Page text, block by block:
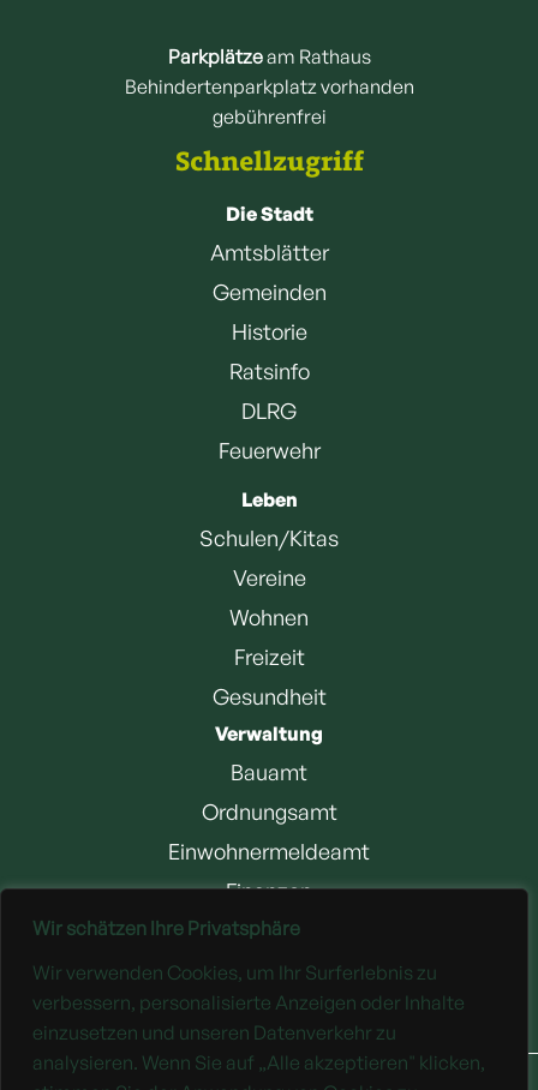
Wir schätzen Ihre Privatsphäre
Wir verwenden Cookies, um Ihr Surferlebnis zu
verbessern, personalisierte Anzeigen oder Inhalte
einzusetzen und unseren Datenverkehr zu
analysieren. Wenn Sie auf „Alle akzeptieren" klicken,
Parkplätzeam Rathaus
Behindertenparkplatz vorhanden
gebührenfrei
Schnellzugriff
Die Stadt
Amtsblätter
Gemeinden
Historie
Ratsinfo
DLRG
Feuerwehr
Leben
Schulen/Kitas
Vereine
Wohnen
Freizeit
Gesundheit
Verwaltung
Bauamt
Ordnungsamt
Einwohnermeldeamt
Finanzen
Jobangebote
Downloads